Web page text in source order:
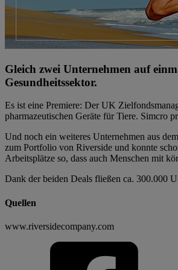
Gleich zwei Unternehmen auf
Gesundheitssektor.
Es ist eine Premiere: Der UK
pharmazeutischen Geräte für Tiere. Simcro
Und noch ein weiteres Unternehmen aus
zum Portfolio von Riverside und konnte
Arbeitsplätze so, dass auch Menschen mit
Dank der beiden Deals fließen ca. 300.000
Quellen
www.riversidecompany.com